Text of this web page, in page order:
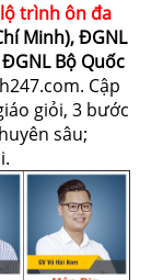
lộ trình ôn đa
Minh), ĐGNL
Bộ Quốc
Cập
giỏi, 3 bước
sâu;